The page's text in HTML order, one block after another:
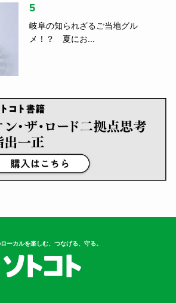
5
岐阜の知られざるご当地グル
メ！？ 夏にお...
ーカルを楽しむ、つなげる、守る。